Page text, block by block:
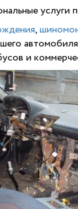
услуги
,
и